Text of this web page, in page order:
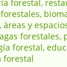
forestal,
y
forestales,
forestal,
forestal